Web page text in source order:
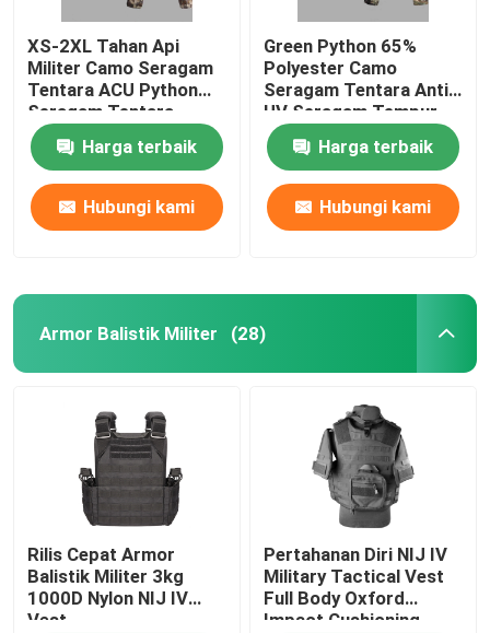
XS-2XL Tahan Api
Militer Camo Seragam
Tentara ACU Python
Seragam Tentara
Gurun
Harga terbaik
Hubungi kami
Green Python 65%
Polyester Camo
Seragam Tentara Anti
UV Seragam Tempur
Militer
Harga terbaik
Hubungi kami
Armor Balistik Militer (28)
Rilis Cepat Armor
Balistik Militer 3kg
1000D Nylon NIJ IV
Vest
Pertahanan Diri NIJ IV
Military Tactical Vest
Full Body Oxford
Impact Cushioning